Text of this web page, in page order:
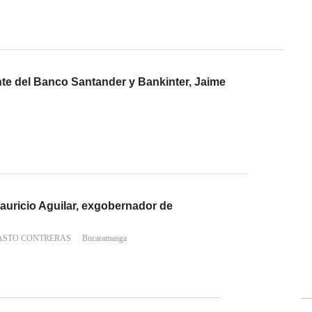
del Banco Santander y Bankinter, Jaime
Aguilar, exgobernador de
CONTRERAS Bucaramanga